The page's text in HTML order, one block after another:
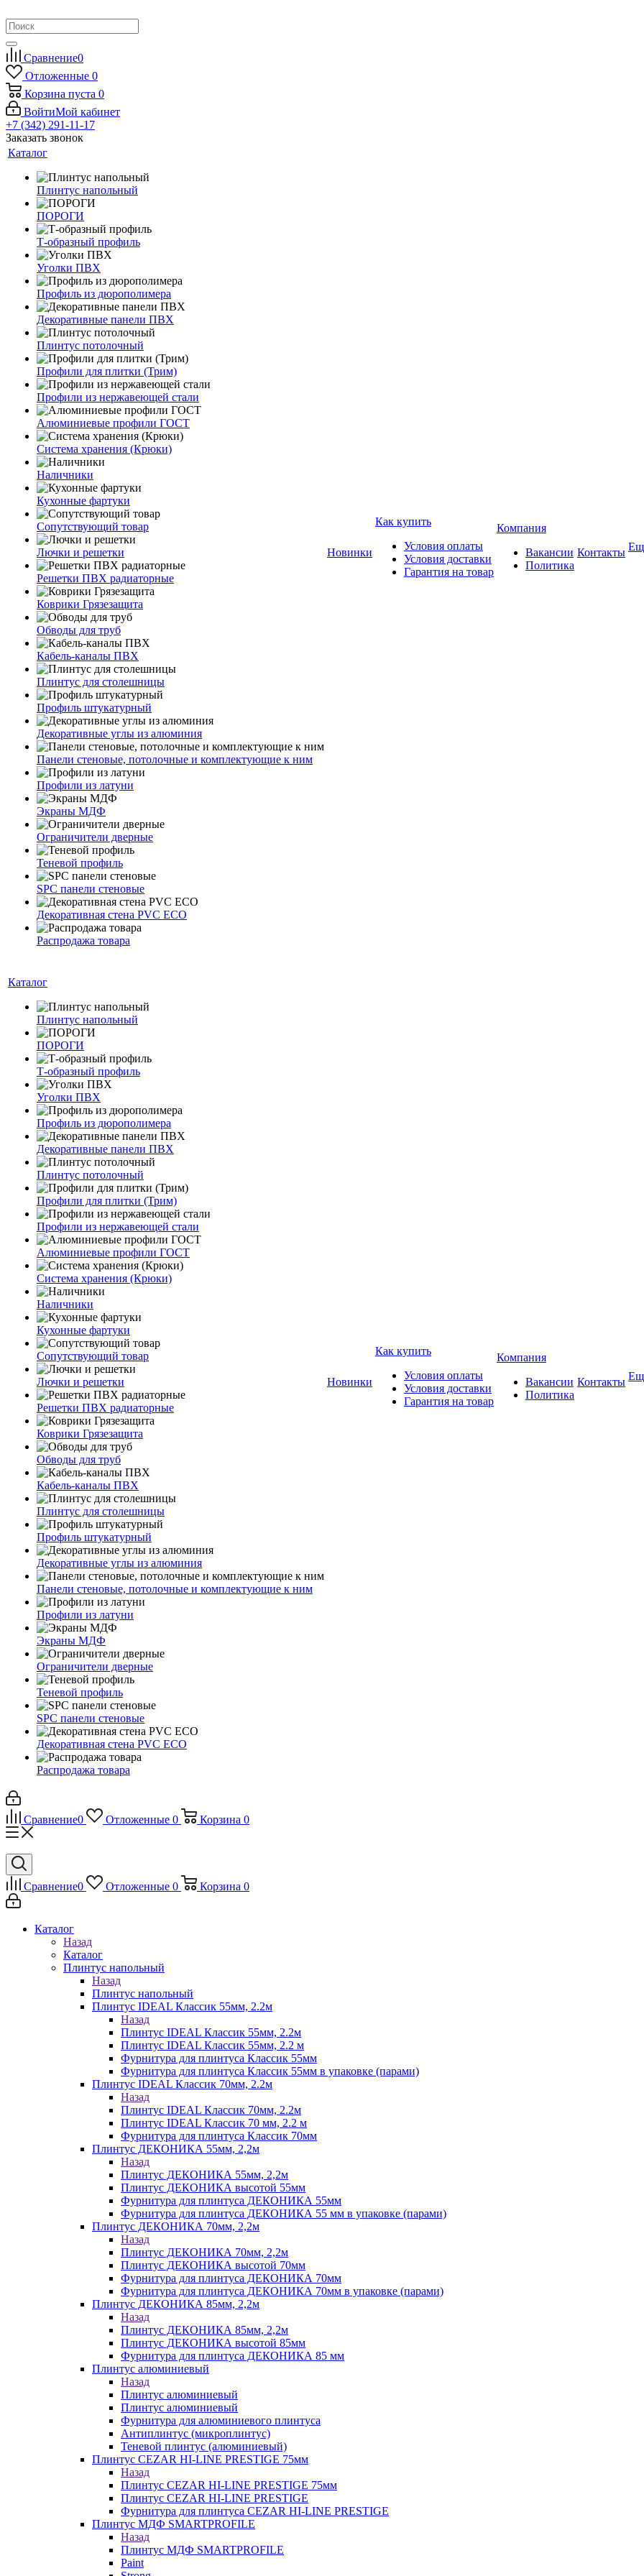
Сравнение0
Отложенные 0
Корзина пуста 0
ВойтиМой кабинет
+7 (342) 291-11-17
Заказать звонок
Каталог
Плинтус напольный
ПОРОГИ
Т-образный профиль
Уголки ПВХ
Профиль из дюрополимера
Декоративные панели ПВХ
Плинтус потолочный
Профили для плитки (Трим)
Профили из нержавеющей стали
Алюминиевые профили ГОСТ
Система хранения (Крюки)
Наличники
Кухонные фартуки
Сопутствующий товар
Лючки и решетки
Решетки ПВХ радиаторные
Коврики Грязезащита
Обводы для труб
Кабель-каналы ПВХ
Плинтус для столешницы
Профиль штукатурный
Декоративные углы из алюминия
Панели стеновые, потолочные и комплектующие к ним
Профили из латуни
Экраны МДФ
Ограничители дверные
Теневой профиль
SPC панели стеновые
Декоративная стена PVC ECO
Распродажа товара
Новинки
Как купить
Условия оплаты
Условия доставки
Гарантия на товар
Компания
Вакансии
Политика
Контакты
Каталог
Плинтус напольный
ПОРОГИ
Т-образный профиль
Уголки ПВХ
Профиль из дюрополимера
Декоративные панели ПВХ
Плинтус потолочный
Профили для плитки (Трим)
Профили из нержавеющей стали
Алюминиевые профили ГОСТ
Система хранения (Крюки)
Наличники
Кухонные фартуки
Сопутствующий товар
Лючки и решетки
Решетки ПВХ радиаторные
Коврики Грязезащита
Обводы для труб
Кабель-каналы ПВХ
Плинтус для столешницы
Профиль штукатурный
Декоративные углы из алюминия
Панели стеновые, потолочные и комплектующие к ним
Профили из латуни
Экраны МДФ
Ограничители дверные
Теневой профиль
SPC панели стеновые
Декоративная стена PVC ECO
Распродажа товара
Новинки
Как купить
Условия оплаты
Условия доставки
Гарантия на товар
Компания
Вакансии
Политика
Контакты
Сравнение0 Отложенные 0 Корзина 0
Сравнение0 Отложенные 0 Корзина 0
Каталог
Назад
Каталог
Плинтус напольный
Назад
Плинтус напольный
Плинтус IDEAL Классик 55мм, 2.2м
Назад
Плинтус IDEAL Классик 55мм, 2.2м
Плинтус IDEAL Классик 55мм, 2.2 м
Фурнитура для плинтуса Классик 55мм
Фурнитура для плинтуса Классик 55мм в упаковке (парами)
Плинтус IDEAL Классик 70мм, 2.2м
Назад
Плинтус IDEAL Классик 70мм, 2.2м
Плинтус IDEAL Классик 70 мм, 2.2 м
Фурнитура для плинтуса Классик 70мм
Плинтус ДЕКОНИКА 55мм, 2,2м
Назад
Плинтус ДЕКОНИКА 55мм, 2,2м
Плинтус ДЕКОНИКА высотой 55мм
Фурнитура для плинтуса ДЕКОНИКА 55мм
Фурнитура для плинтуса ДЕКОНИКА 55 мм в упаковке (парами)
Плинтус ДЕКОНИКА 70мм, 2,2м
Назад
Плинтус ДЕКОНИКА 70мм, 2,2м
Плинтус ДЕКОНИКА высотой 70мм
Фурнитура для плинтуса ДЕКОНИКА 70мм
Фурнитура для плинтуса ДЕКОНИКА 70мм в упаковке (парами)
Плинтус ДЕКОНИКА 85мм, 2,2м
Назад
Плинтус ДЕКОНИКА 85мм, 2,2м
Плинтус ДЕКОНИКА высотой 85мм
Фурнитура для плинтуса ДЕКОНИКА 85 мм
Плинтус алюминиевый
Назад
Плинтус алюминиевый
Плинтус алюминиевый
Фурнитура для алюминиевого плинтуса
Антиплинтус (микроплинтус)
Теневой плинтус (алюминиевый)
Плинтус CEZAR HI-LINE PRESTIGE 75мм
Назад
Плинтус CEZAR HI-LINE PRESTIGE 75мм
Плинтус CEZAR HI-LINE PRESTIGE
Фурнитура для плинтуса CEZAR HI-LINE PRESTIGE
Плинтус МДФ SMARTPROFILE
Назад
Плинтус МДФ SMARTPROFILE
Paint